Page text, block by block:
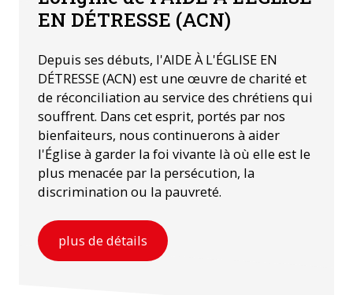
EN DÉTRESSE (ACN)
Depuis ses débuts, l'AIDE À L'ÉGLISE EN
DÉTRESSE (ACN) est une œuvre de charité et
de réconciliation au service des chrétiens qui
souffrent. Dans cet esprit, portés par nos
bienfaiteurs, nous continuerons à aider
l'Église à garder la foi vivante là où elle est le
plus menacée par la persécution, la
discrimination ou la pauvreté.
plus de détails